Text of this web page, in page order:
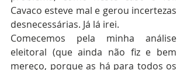
Cavaco esteve mal e gerou incertezas
desnecessárias. Já lá irei.
Comecemos pela minha análise
eleitoral (que ainda não fiz e bem
mereço, porque as há para todos os